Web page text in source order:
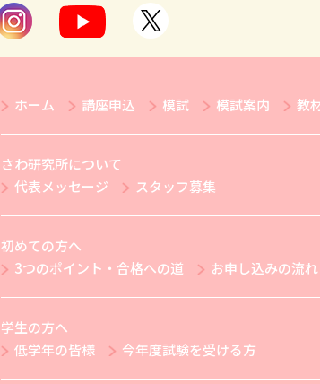
ホーム 講座申込 模試 模試案内 教
さわ研究所について
代表メッセージ
スタッフ募集
初めての方へ
3つのポイント・合格への道
お申し込みの流
学生の方へ
低学年の皆様
今年度試験を受ける方